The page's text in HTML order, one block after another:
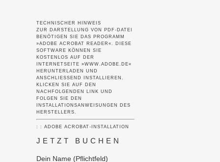
TECHNISCHER HINWEIS
ZUR DARSTELLUNG VON PDF-DATEI
BENÖTIGEN SIE DAS PROGRAMM
»ADOBE ACROBAT READER«. DIESE
SOFTWARE KÖNNEN SIE
KOSTENLOS AUF DER
INTERNETSEITE »WWW.ADOBE.DE«
HERUNTERLADEN UND
ANSCHLIESSEND INSTALLIEREN.
KLICKEN SIE AUF DEN
NACHFOLGENDEN LINK UND
FOLGEN SIE DEN
INSTALLATIONSANWEISUNGEN DES
HERSTELLERS.
: : ADOBE ACROBAT-INSTALLATION
JETZT BUCHEN
Dein Name (Pflichtfeld)